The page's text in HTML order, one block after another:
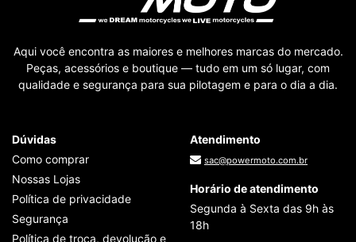
Aqui você encontra as maiores e melhores marcas do mercado.
Peças, acessórios e boutique — tudo em um só lugar, com
qualidade e segurança para sua pilotagem e para o dia a dia.
Dúvidas
Como comprar
Nossas Lojas
Política de privacidade
Segurança
Política de troca, devolução e
Atendimento
sac@powermoto.com.br
Horário de atendimento
Segunda à Sexta das 9h às
18h